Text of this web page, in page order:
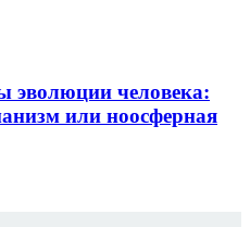
эволюции человека:
или ноосферная